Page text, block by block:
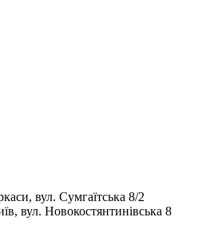
вул. Сумгаїтська 8/2
вул. Новокостянтинівська 8